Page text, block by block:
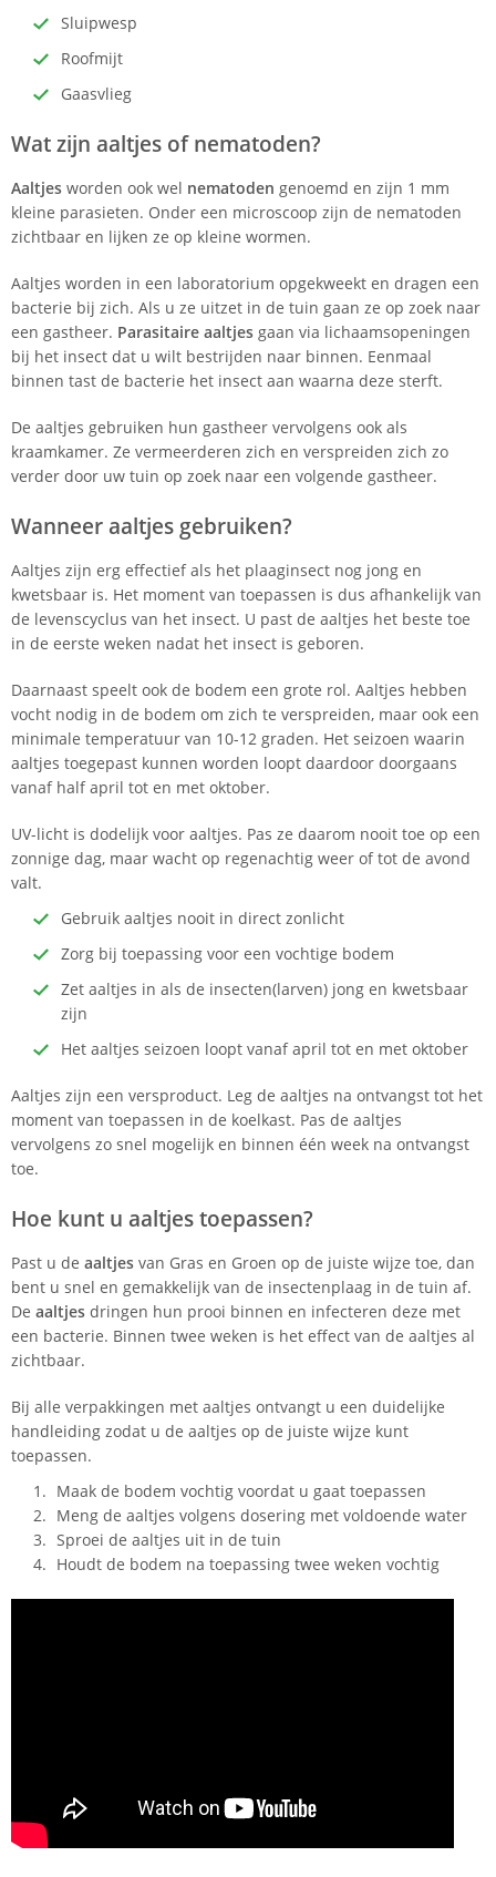
Sluipwesp
Roofmijt
Gaasvlieg
Wat zijn aaltjes of nematoden?
Aaltjes worden ook wel nematoden genoemd en zijn 1 mm
kleine parasieten. Onder een microscoop zijn de nematoden
zichtbaar en lijken ze op kleine wormen.
Aaltjes worden in een laboratorium opgekweekt en dragen een
bacterie bij zich. Als u ze uitzet in de tuin gaan ze op zoek naar
een gastheer. Parasitaire aaltjes gaan via lichaamsopeningen
bij het insect dat u wilt bestrijden naar binnen. Eenmaal
binnen tast de bacterie het insect aan waarna deze sterft.
De aaltjes gebruiken hun gastheer vervolgens ook als
kraamkamer. Ze vermeerderen zich en verspreiden zich zo
verder door uw tuin op zoek naar een volgende gastheer.
Wanneer aaltjes gebruiken?
Aaltjes zijn erg effectief als het plaaginsect nog jong en
kwetsbaar is. Het moment van toepassen is dus afhankelijk van
de levenscyclus van het insect. U past de aaltjes het beste toe
in de eerste weken nadat het insect is geboren.
Daarnaast speelt ook de bodem een grote rol. Aaltjes hebben
vocht nodig in de bodem om zich te verspreiden, maar ook een
minimale temperatuur van 10-12 graden. Het seizoen waarin
aaltjes toegepast kunnen worden loopt daardoor doorgaans
vanaf half april tot en met oktober.
UV-licht is dodelijk voor aaltjes. Pas ze daarom nooit toe op een
zonnige dag, maar wacht op regenachtig weer of tot de avond
valt.
Gebruik aaltjes nooit in direct zonlicht
Zorg bij toepassing voor een vochtige bodem
Zet aaltjes in als de insecten(larven) jong en kwetsbaar
zijn
Het aaltjes seizoen loopt vanaf april tot en met oktober
Aaltjes zijn een versproduct. Leg de aaltjes na ontvangst tot het
moment van toepassen in de koelkast. Pas de aaltjes
vervolgens zo snel mogelijk en binnen één week na ontvangst
toe.
Hoe kunt u aaltjes toepassen?
Past u de aaltjes van Gras en Groen op de juiste wijze toe, dan
bent u snel en gemakkelijk van de insectenplaag in de tuin af.
De aaltjes dringen hun prooi binnen en infecteren deze met
een bacterie. Binnen twee weken is het effect van de aaltjes al
zichtbaar.
Bij alle verpakkingen met aaltjes ontvangt u een duidelijke
handleiding zodat u de aaltjes op de juiste wijze kunt
toepassen.
Maak de bodem vochtig voordat u gaat toepassen
Meng de aaltjes volgens dosering met voldoende water
Sproei de aaltjes uit in de tuin
Houdt de bodem na toepassing twee weken vochtig